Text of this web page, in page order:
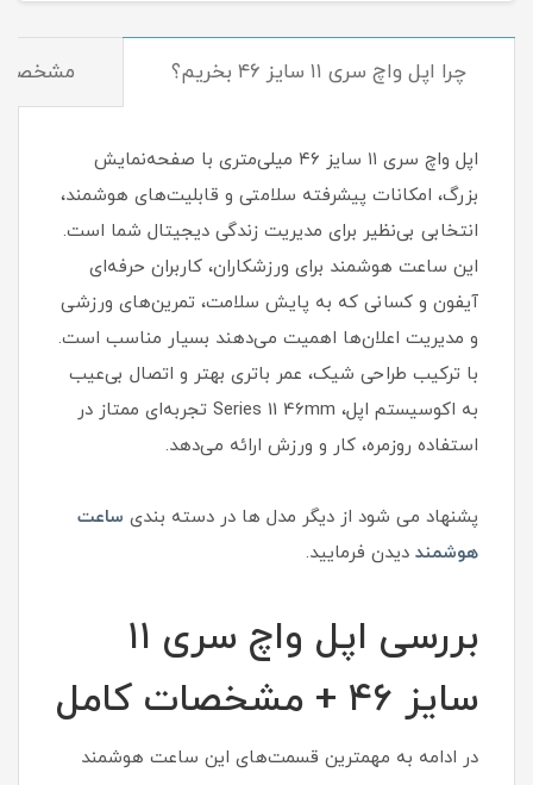
چرا اپل واچ سری ۱۱ سایز ۴۶ بخریم؟
اپل واچ سری ۱۱ سایز ۴۶ میلی‌متری با صفحه‌نمایش
بزرگ، امکانات پیشرفته سلامتی و قابلیت‌های هوشمند،
انتخابی بی‌نظیر برای مدیریت زندگی دیجیتال شما است.
این ساعت هوشمند برای ورزشکاران، کاربران حرفه‌ای
آیفون و کسانی که به پایش سلامت، تمرین‌های ورزشی
و مدیریت اعلان‌ها اهمیت می‌دهند بسیار مناسب است.
با ترکیب طراحی شیک، عمر باتری بهتر و اتصال بی‌عیب
به اکوسیستم اپل، Series 11 46mm تجربه‌ای ممتاز در
استفاده روزمره، کار و ورزش ارائه می‌دهد.
پشنهاد می شود از دیگر مدل ها در دسته بندی ساعت
هوشمند دیدن فرمایید.
بررسی اپل واچ سری ۱۱
سایز ۴۶ + مشخصات کامل
در ادامه به مهمترین قسمت‌های این ساعت هوشمند